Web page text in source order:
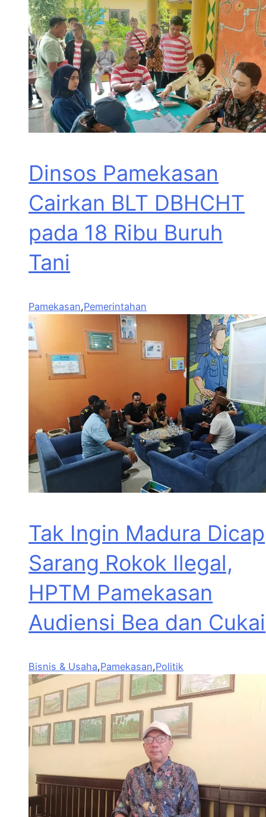
Dinsos Pamekasan
Cairkan BLT DBHCHT
pada 18 Ribu Buruh
Tani
Pamekasan,Pemerintahan
Tak Ingin Madura Dicap
Sarang Rokok Ilegal,
HPTM Pamekasan
Audiensi Bea dan Cukai
Bisnis & Usaha,Pamekasan,Politik